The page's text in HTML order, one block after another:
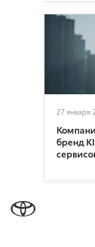
27 января
бренд